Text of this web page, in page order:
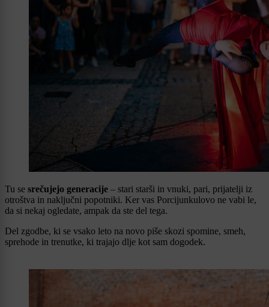
Tu se srečujejo generacije – stari starši in vnuki, pari, prijatelji iz
otroštva in naključni popotniki. Ker vas Porcijunkulovo ne vabi le,
da si nekaj ogledate, ampak da ste del tega.
Del zgodbe, ki se vsako leto na novo piše skozi spomine, smeh,
sprehode in trenutke, ki trajajo dlje kot sam dogodek.